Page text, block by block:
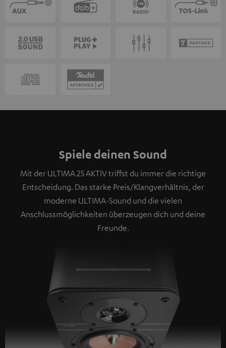
Spiele deinen Sound
Mit der ULTIMA 25 AKTIV triffst du immer die richtige
Entscheidung. Das starke Preis/Klangverhältnis, der
moderne ULTIMA-Sound und die vielen
Anschlussmöglichkeiten überzeugen dich und deine
Freunde.